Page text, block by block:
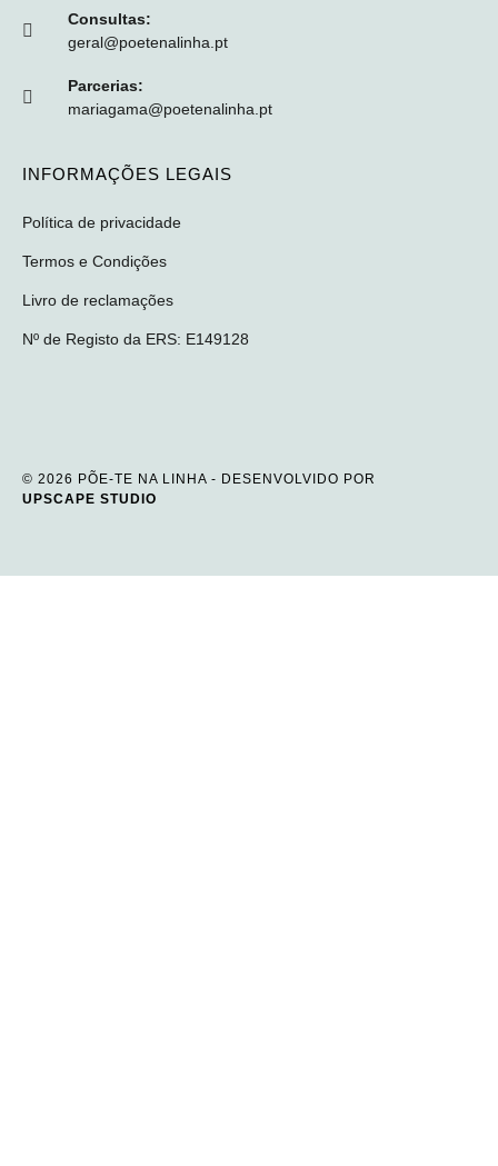
Consultas:
geral@poetenalinha.pt
Parcerias:
mariagama@poetenalinha.pt
INFORMAÇÕES LEGAIS
Política de privacidade
Termos e Condições
Livro de reclamações
Nº de Registo da ERS: E149128
© 2026 PÕE-TE NA LINHA - DESENVOLVIDO POR
UPSCAPE STUDIO